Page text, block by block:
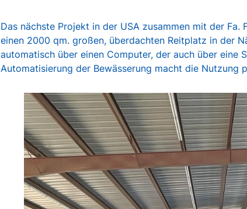
Das nächste Projekt in der USA zusammen mit der
einen 2000 qm. großen, überdachten Reitplatz in der
automatisch über einen Computer, der auch über eine
Automatisierung der Bewässerung macht die Nutzung